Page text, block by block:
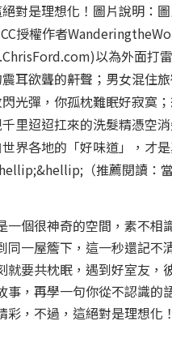
對是理想化！圖片說明：圖
授權作者
以為外面打
耳欲聾的鼾聲；男女混住
光彈，你孤枕難眠好寂寞；
里迢迢扛來的洗髮精憑空
界各地的「好味道」，才
（推薦閱讀：
一個很神奇的空間，素不相
同一屋簷下，這一秒還記不
就要共枕眠，遇到好室友，
事，再學一句你從不認識的
彩，不過，這絕對是理想化！